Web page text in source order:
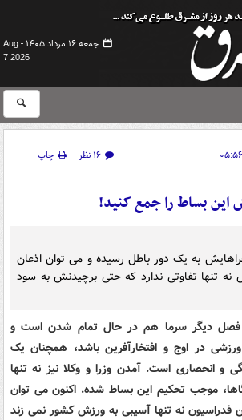
جمعه ۱۶ مرداد ۱۴۰۵ -
Aug
7 2026
۱۶ نظر
چاپ
این بساط را جمع کنید!
به یک دور باطل رسیده و می توان اذعان
تنها تفاوتی ندارد که حتی برچیدنش به سود
دیگر سرما هم در حال تمام شدن است و
در اوج و افتخارآفرین باشد، همچنان یک
و انحصاری است. آمدن وزرا و وکلا نیز نه تنها
موجب تحکیم این بساط شده. اکنون می توان
فدراسیون نه تنها آسیبی به ورزش کشور نمی زند